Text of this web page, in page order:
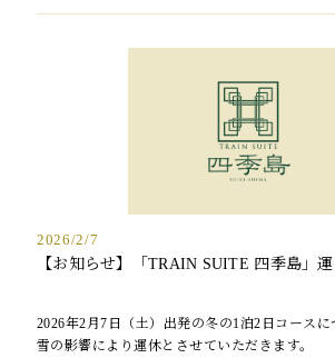
2026/2/7
【お知らせ】「TRAIN SUITE 四季島」
2026年2月7日（土）出発の冬の1泊2日コース
雪の影響により運休とさせていただきます。